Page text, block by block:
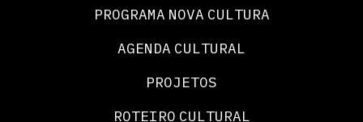
PROGRAMA NOVA CULTURA
AGENDA CULTURAL
PROJETOS
ROTEIRO CULTURAL